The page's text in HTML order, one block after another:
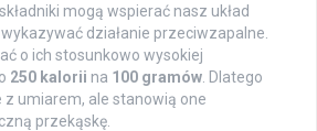
mogą wspierać nasz układ
działanie przeciwzapalne.
o ich stosunkowo wysokiej
250 kalorii na 100 gramów . Dlatego
z umiarem, ale stanowią one
przekąskę.